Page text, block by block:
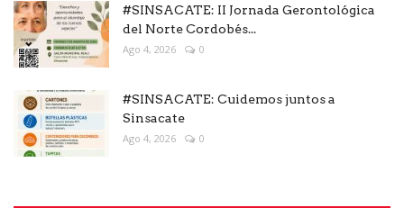
#SINSACATE: II Jornada Gerontológica
del Norte Cordobés...
Ago 4, 2026 0
#SINSACATE: Cuidemos juntos a
Sinsacate
Ago 4, 2026 0